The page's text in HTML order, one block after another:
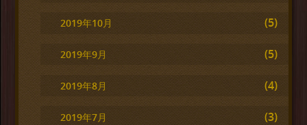
2019年10月 (5)
2019年9月 (5)
2019年8月 (4)
2019年7月 (3)